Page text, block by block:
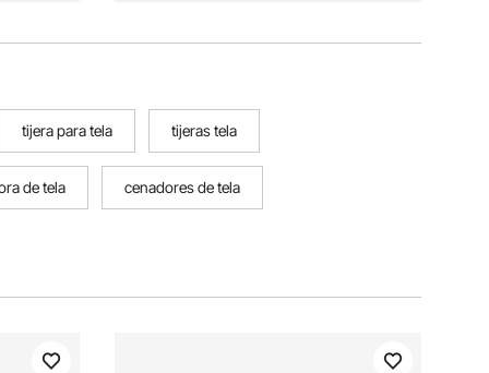
tijera para tela tijeras tela
de tela cenadores de tela